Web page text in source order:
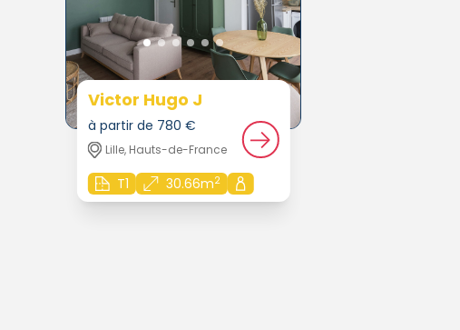
Victor Hugo J
à partir de 780 €
Lille, Hauts-de-France
T1 30.66m2